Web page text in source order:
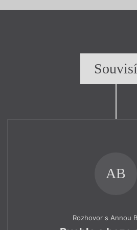
Souvisí
AB
Rozhovor s Annou